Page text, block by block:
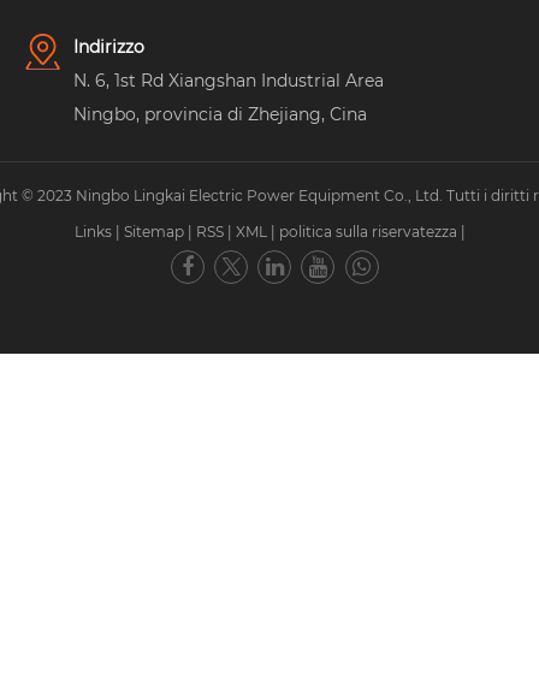
Indirizzo
N. 6, 1st Rd Xiangshan Industrial Area
Ningbo, provincia di Zhejiang, Cina
© 2023 Ningbo Lingkai Electric Power Equipment Co., Ltd. Tutti i diritti
Links
Sitemap RSS XML politica sulla riservatezza